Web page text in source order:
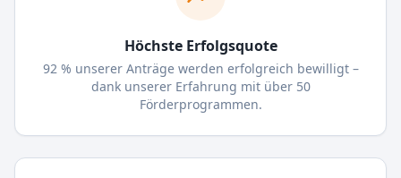
Höchste Erfolgsquote
92 % unserer Anträge werden erfolgreich bewilligt –
dank unserer Erfahrung mit über 50
Förderprogrammen.